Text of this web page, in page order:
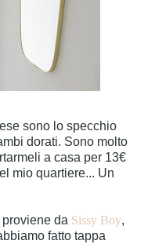
sono lo specchio
dorati. Sono molto
a casa per 13€
mio quartiere... Un
da Sissy Boy,
fatto tappa